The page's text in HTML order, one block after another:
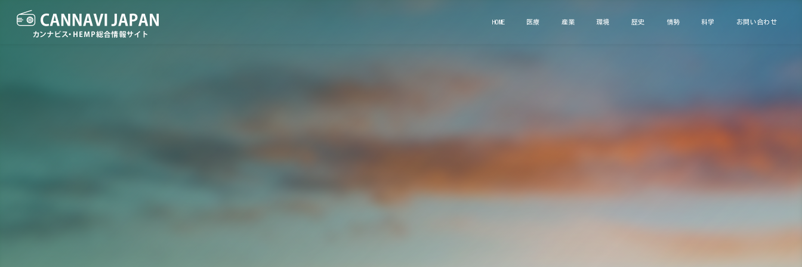
HOME 医療 産業 環境 歴史 情勢 科学 お問い合わせ